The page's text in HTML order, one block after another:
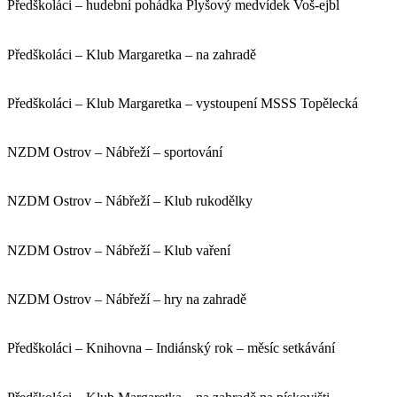
Předškoláci – hudební pohádka Plyšový medvídek Voš-ejbl
Předškoláci – Klub Margaretka – na zahradě
Předškoláci – Klub Margaretka – vystoupení MSSS Topělecká
NZDM Ostrov – Nábřeží – sportování
NZDM Ostrov – Nábřeží – Klub rukodělky
NZDM Ostrov – Nábřeží – Klub vaření
NZDM Ostrov – Nábřeží – hry na zahradě
Předškoláci – Knihovna – Indiánský rok – měsíc setkávání